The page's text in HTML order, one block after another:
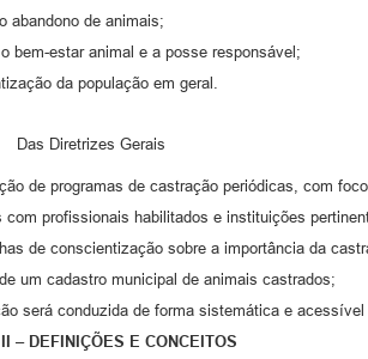
abandono de animais;
bem-estar animal e a posse responsável;
da população em geral.
Das Diretrizes Gerais
de programas de castração periódicas, com
com profissionais habilitados e instituições
de conscientização sobre a importância da
um cadastro municipal de animais castrados;
será conduzida de forma sistemática e
– DEFINIÇÕES E CONCEITOS